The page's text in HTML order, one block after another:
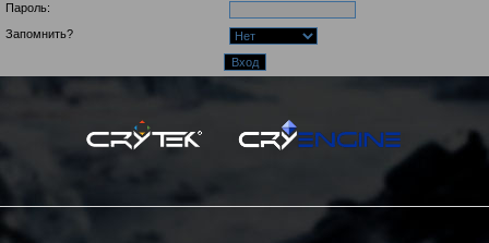
Пароль:
Запомнить?